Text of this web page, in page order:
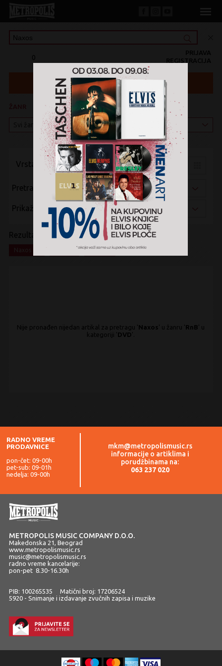
0 REGISTRACIJA
PRIJAVA
KATEGORIJA
Vrsta pregleda:
Pretraži po:
Prikaži po:
Rezultati pretrage:
DVD x
Nije pronađen nijedan artikal za pretragu 'Naxos ' u žanru 'RnB' u
kategoriji 'DVD'.
RADNO VREME
PRODAVNICE
pon-čet: 09-00h
pet-sub: 09-01h
nedelja: 09-00h
mkm@metropolismusic.rs
informacije o artiklima i
porudžbinama na:
063 237 020
METROPOLIS MUSIC COMPANY D.O.O.
Makedonska 21, Beograd
www.metropolismusic.rs
music@metropolismusic.rs
radno vreme kancelarije:
pon-pet 8.30-16.30h
PIB: 100265535 Matični broj: 17206524
5920 - Snimanje i izdavanje zvučnih zapisa i muzike